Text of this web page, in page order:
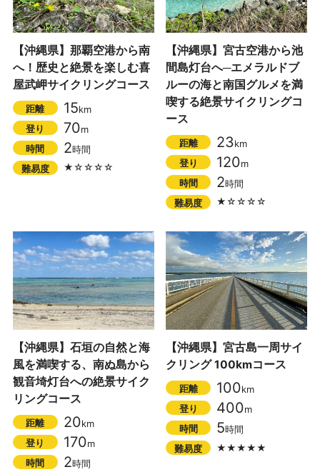
【沖縄県】那覇空港から南
へ！歴史と絶景を楽しむ喜
屋武岬サイクリングコース
距離 15km
登り
70m
時間
2時間
難易度
★☆☆☆☆
【沖縄県】宮古空港から池
間島灯台へ─エメラルドブ
ルーの海と南国グルメを満
喫する絶景サイクリングコ
ース
距離 23km
登り
120m
時間
2時間
難易度
★☆☆☆☆
【沖縄県】石垣の自然と海
風を満喫する、南ぬ島から
観音埼灯台への絶景サイク
リングコース
距離 20km
登り
170m
時間
2時間
【沖縄県】宮古島一周サイ
クリング 100kmコース
距離 100km
登り
400m
時間
5時間
難易度
★★★★★